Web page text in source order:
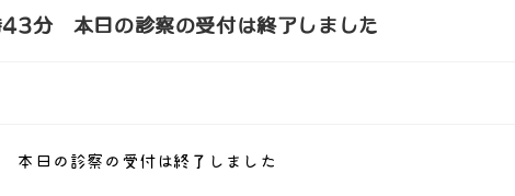
分 本日の診察の受付は終了しました
本日の診察の受付は終了しました